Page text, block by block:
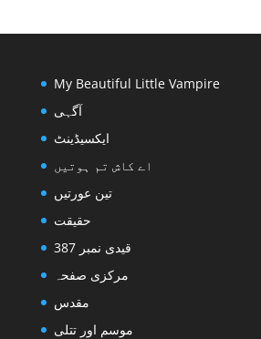
My Beautiful Little Vampire
آگہی
ایکسیڈینٹ
اے کاش تم ہوتیں
تین عورتیں
حقیقت
قیدی نمبر 387
مرکزی صفحہ
مقدس
موسم اور تتلی